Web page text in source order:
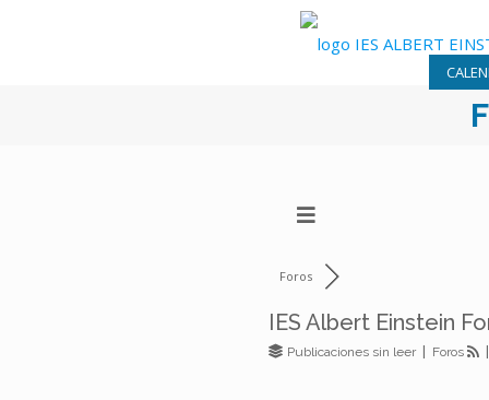
Foros
IES Albert Einstein
Publicaciones sin leer Foros